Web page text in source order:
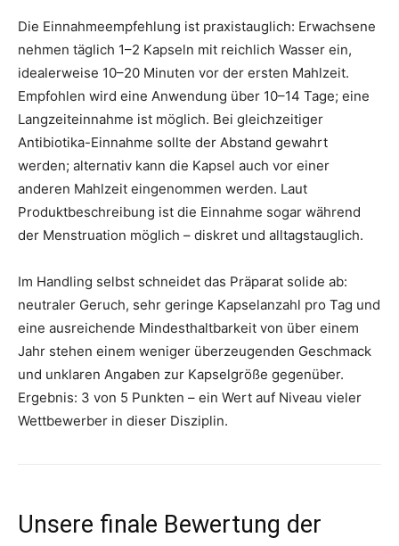
Die Einnahmeempfehlung ist praxistauglich: Erwachsene
nehmen täglich 1–2 Kapseln mit reichlich Wasser ein,
idealerweise 10–20 Minuten vor der ersten Mahlzeit.
Empfohlen wird eine Anwendung über 10–14 Tage; eine
Langzeiteinnahme ist möglich. Bei gleichzeitiger
Antibiotika-Einnahme sollte der Abstand gewahrt
werden; alternativ kann die Kapsel auch vor einer
anderen Mahlzeit eingenommen werden. Laut
Produktbeschreibung ist die Einnahme sogar während
der Menstruation möglich – diskret und alltagstauglich.
Im Handling selbst schneidet das Präparat solide ab:
neutraler Geruch, sehr geringe Kapselanzahl pro Tag und
eine ausreichende Mindesthaltbarkeit von über einem
Jahr stehen einem weniger überzeugenden Geschmack
und unklaren Angaben zur Kapselgröße gegenüber.
Ergebnis: 3 von 5 Punkten – ein Wert auf Niveau vieler
Wettbewerber in dieser Disziplin.
Unsere finale Bewertung der